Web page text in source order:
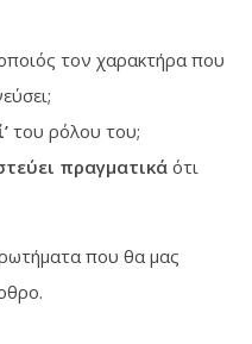
τον χαρακτήρα που
του ρόλου του;
πραγματικά ότι
που θα μας